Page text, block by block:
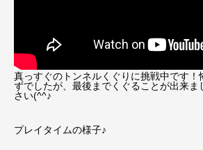
真っすぐのトンネルくぐりに挑戦中です！
ずでしたが、最後までくぐることが出来ま
さい(^^♪
プレイタイムの様子♪